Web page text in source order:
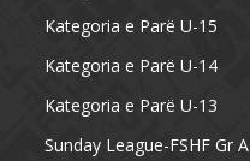
Kategoria e Parë U-15
Kategoria e Parë U-14
Kategoria e Parë U-13
Sunday League-FSHF Gr A